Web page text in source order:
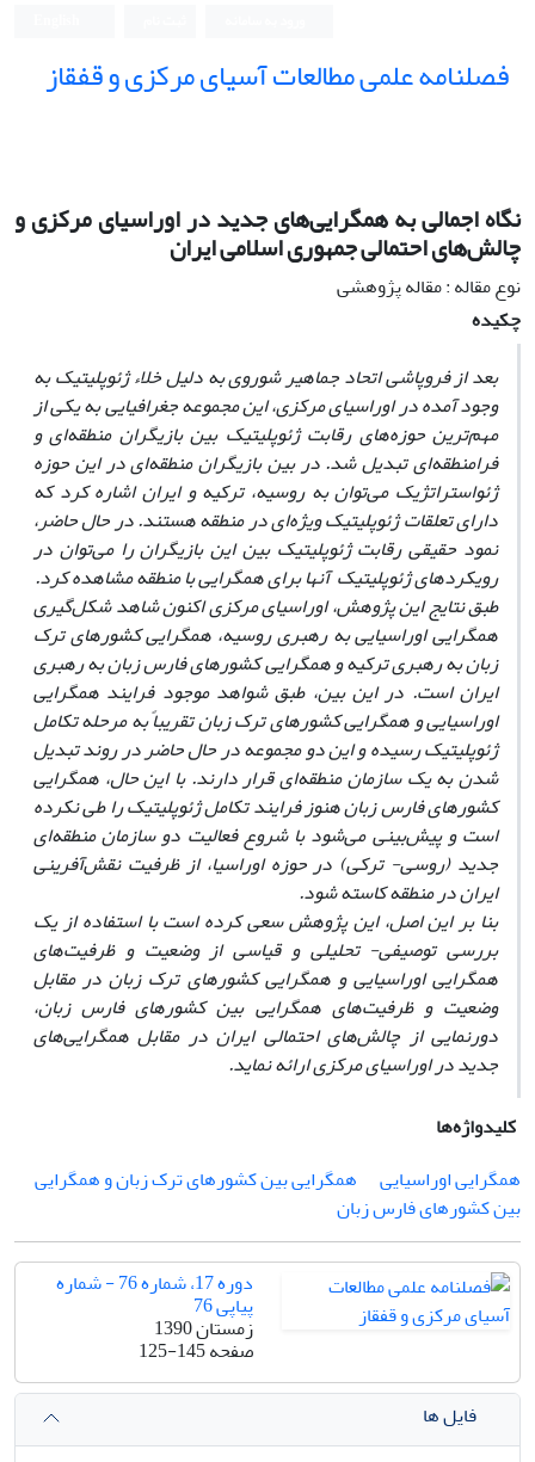
فصلنامه علمی مطالعات آسیای مرکزی و قفقاز
نگاه اجمالی به همگرایی‌های جدید در اوراسیای مرکزی و
چالش‌های احتمالی جمهوری اسلامی ایران
نوع مقاله : مقاله پژوهشی
چکیده
بعد از فروپاشی اتحاد جماهیر شوروی به دلیل خلاء ژئوپلیتیک به
وجود آمده در اوراسیای مرکزی، این مجموعه جغرافیایی به یکی از
مهم‌ترین حوزه‌های رقابت ژئوپلیتیک بین بازیگران منطقه‌ای و
فرامنطقه‌ای تبدیل شد. در بین بازیگران منطقه‌ای در این حوزه
ژئواستراتژیک می‌توان به روسیه، ترکیه و ایران اشاره کرد که
دارای تعلقات ژئوپلیتیک ویژه‌ای در منطقه هستند. در حال حاضر،
نمود حقیقی رقابت‌ ژئوپلیتیک بین این بازیگران را می‌توان در
رویکردهای ژئوپلیتیک آنها برای همگرایی با منطقه مشاهده کرد.
طبق نتایج این پژوهش، اوراسیای مرکزی اکنون شاهد شکل‌گیری
همگرایی اوراسیایی به رهبری روسیه، همگرایی کشورهای ترک
زبان به رهبری ترکیه و همگرایی کشورهای فارس زبان به رهبری
ایران است. در این بین، طبق شواهد موجود فرایند همگرایی
اوراسیایی و همگرایی کشورهای ترک زبان تقریباً به مرحله تکامل
ژئوپلیتیک رسیده و این دو مجموعه در حال حاضر در روند تبدیل
شدن به یک سازمان منطقه‌ای قرار دارند. با این حال، همگرایی
کشورهای فارس زبان هنوز فرایند تکامل ژئوپلیتیک را طی نکرده
است و پیش‌بینی می‌شود با شروع فعالیت دو سازمان منطقه‌ای
جدید (روسی- ترکی) در حوزه اوراسیا، از ظرفیت نقش‌آفرینی
ایران در منطقه کاسته شود.
بنا بر این اصل، این پژوهش سعی کرده است با استفاده از یک
بررسی توصیفی- تحلیلی و قیاسی از وضعیت و ظرفیت‌های
همگرایی اوراسیایی و همگرایی کشورهای ترک زبان در مقابل
وضعیت و ظرفیت‌های همگرایی بین کشورهای فارس زبان،
دورنمایی از چالش‌های احتمالی ایران در مقابل همگرایی‌های
جدید در اوراسیای مرکزی ارائه نماید.
کلیدواژه‌ها
همگرایی اوراسیایی
همگرایی بین کشورهای ترک زبان و همگرایی
بین کشورهای فارس زبان
دوره 17، شماره 76 - شماره
پیاپی 76
زمستان 1390
صفحه125-145
فایل ها